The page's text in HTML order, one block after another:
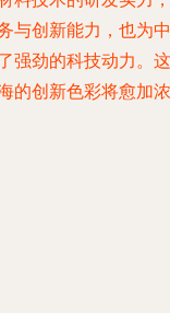
与创新能力，也为中
强劲的科技动力。这
的创新色彩将愈加浓